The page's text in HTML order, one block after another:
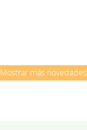
Mostrar más novedades